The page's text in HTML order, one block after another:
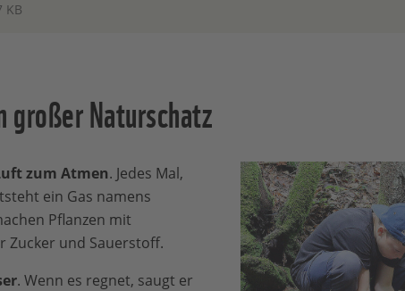
KB
Naturschatz
zum Atmen. Jedes Mal,
ein Gas namens
Pflanzen mit
Zucker und Sauerstoff.
. Wenn es regnet, saugt er